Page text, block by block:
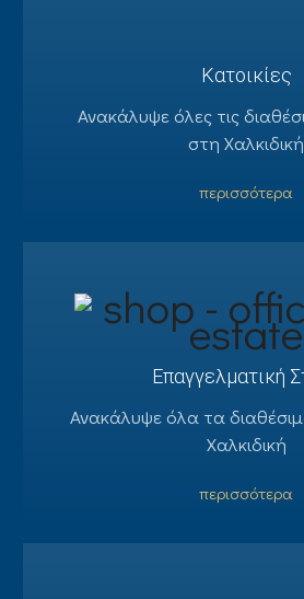
Κατοικίες
Ανακάλυψε όλες τις
στη Χαλκιδική
περισσότερα
Επαγγελματική
Ανακάλυψε όλα τα
Χαλκιδική
περισσότερα